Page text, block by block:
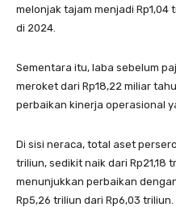
melonjak tajam menjadi Rp1,04
di 2024.
Sementara itu, laba sebelum
meroket dari Rp18,22 miliar
perbaikan kinerja operasional
Di sisi neraca, total aset
triliun, sedikit naik dari Rp21,18
menunjukkan perbaikan
Rp5,26 triliun dari Rp6,03 triliun.